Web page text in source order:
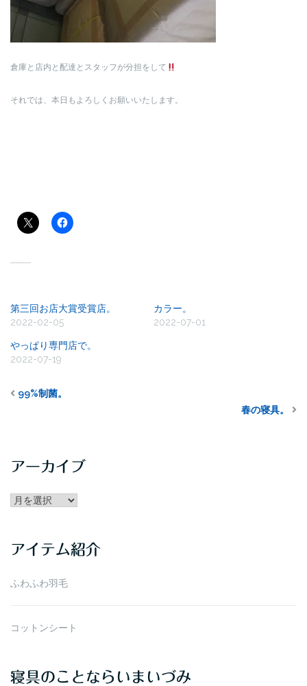
倉庫と店内と配達とスタッフが分担をして
それでは、本日もよろしくお願いいたします。
第三回お店大賞受賞店。
2022-02-05
カラー。
2022-07-01
やっぱり専門店で。
2022-07-19
99%制菌。
春の寝具。
アーカイブ
アー
ブ
アイテム紹介
ふわふわ羽毛
コットンシート
寝具のことならいまいづみ